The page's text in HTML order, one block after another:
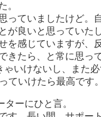
。
っていましたけど。
が良いと思っていた
を感じていますが、
きたら、と常に思
ゃいけないし、また
ていけたら最高です
ーにひと言。